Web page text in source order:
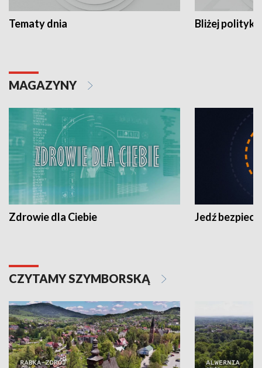
Tematy dnia Bliżej polityki
MAGAZYNY
Zdrowie dla Ciebie Jedź
CZYTAMY SZYMBORSKĄ